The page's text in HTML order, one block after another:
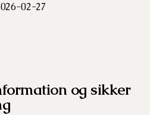
02-27
og sikker